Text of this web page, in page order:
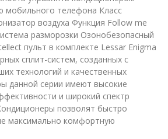
мобильного телефона Класс
воздуха Функция Follow me
разморозки Озонобезопасный
пульт в комплекте Lessar Enigma
сплит-систем, созданных с
технологий и качественных
данной серии имеют высокие
и широкий спектр
позволят быстро
максимально комфортную